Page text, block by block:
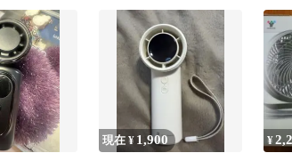
現在 ¥ 1,900 ¥